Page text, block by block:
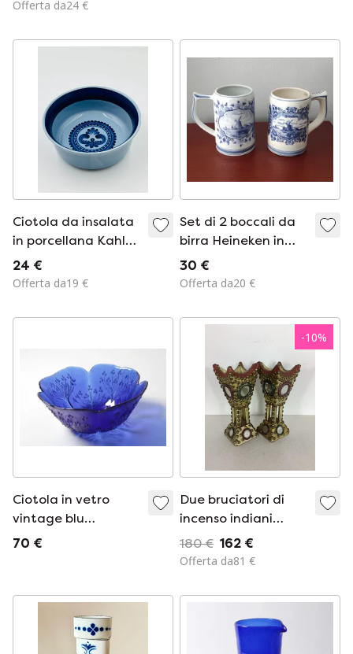
Offerta da24 €
Francia / Anni '80
Ciotola da insalata
in porcellana Kahla
Bleu Saxe GDR
24 €
Offerta da19 €
Set di 2 boccali da
birra Heineken in
ceramica di Delft
blu, 1978
30 €
Offerta da20 €
Ciotola in vetro
vintage blu
cobalto/prezzemolo
Kallioinen/Finlandia/anni
70 €
-10%
Due bruciatori di
incenso indiani
vintage degli anni
'40
180 € 162 €
Offerta da81 €